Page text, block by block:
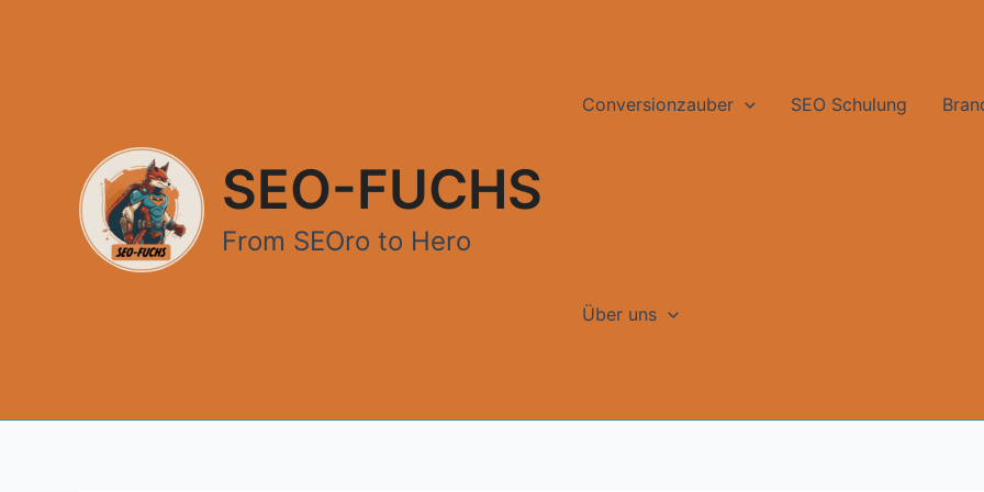
SEO-FUCHS
From SEOro to Hero
Conversionzauber SEO Schulung
Über uns